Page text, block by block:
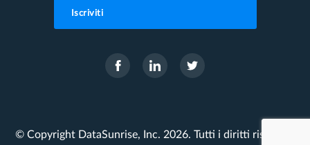
Iscriviti
© Copyright DataSunrise, Inc. 2026. Tutti i diritti riservati.